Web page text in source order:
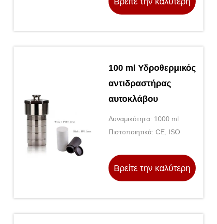
100 ml Υδροθερμικός
αντιδραστήρας
αυτοκλάβου
Δυναμικότητα: 1000 ml
Πιστοποιητικά: CE, ISO
Βρείτε την καλύτερη